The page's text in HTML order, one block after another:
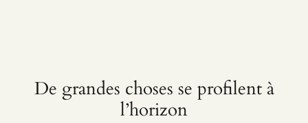
De grandes choses se profilent à
l’horizon